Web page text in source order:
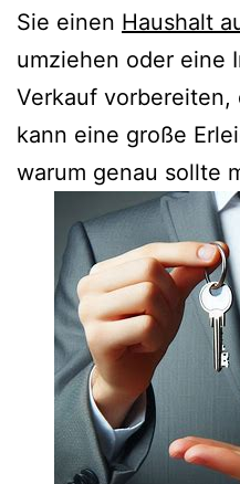
Sie einen Haushalt
umziehen oder eine
Verkauf vorbereiten,
kann eine große
warum genau sollte